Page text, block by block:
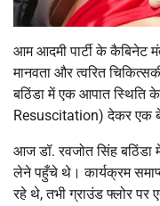
आम आदमी पार्टी के कैबिनेट
मानवता और त्वरित
बठिंडा में एक आपात स्थिति
Resuscitation) देकर एक
आज डॉ. रवजोत सिंह
लेने पहुँचे थे। कार्यक्रम
रहे थे, तभी ग्राउंड फ्लोर पर